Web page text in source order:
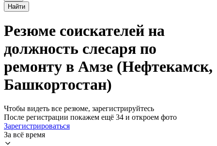
Найти
Резюме соискателей на
должность слесаря по
ремонту в Амзе (Нефтекамск,
Башкортостан)
Чтобы видеть все резюме, зарегистрируйтесь
После регистрации покажем ещё 34 и откроем фото
Зарегистрироваться
За всё время